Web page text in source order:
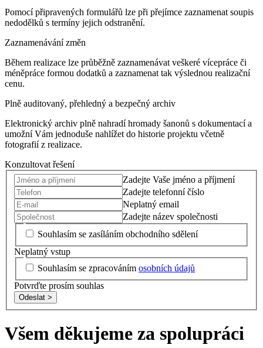
Pomocí připravených formulářů lze při přejímce zaznamenat soupis
nedodělků s termíny jejich odstranění.
Zaznamenávání změn
Během realizace lze průběžně zaznamenávat veškeré vícepráce či
méněpráce formou dodatků a zaznamenat tak výslednou realizační
cenu.
Plně auditovaný, přehledný a bezpečný archiv
Elektronický archiv plně nahradí hromady šanonů s dokumentací a
umožní Vám jednoduše nahlížet do historie projektu včetně
fotografií z realizace.
Konzultovat řešení
Zadejte Vaše jméno a příjmení
Zadejte telefonní číslo
Neplatný email
Zadejte název společnosti
Souhlasím se zasíláním obchodního sdělení
Neplatný vstup
Souhlasím se zpracováním osobních údajů
Potvrďte prosím souhlas
Odeslat >
Všem děkujeme za spolupráci